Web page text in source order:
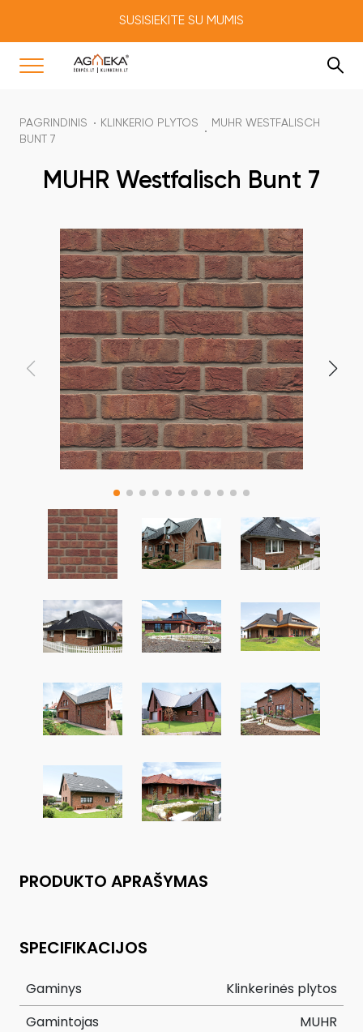
SUSISIEKITE SU MUMIS
PAGRINDINIS KLINKERIO PLYTOS
MUHR WESTFALISCH
BUNT 7
MUHR Westfalisch Bunt 7
PRODUKTO APRAŠYMAS
SPECIFIKACIJOS
Gaminys
Klinkerinės plytos
Gamintojas
MUHR